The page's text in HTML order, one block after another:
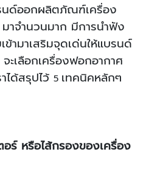
นด์ออกผลิตภัณฑ์เครื่อง
มาจำนวนมาก มีการนำฟัง
ข้ามาเสริมจุดเด่นให้แบรนด์
ะเลือกเครื่องฟอกอากาศ
ได้สรุปไว้ 5 เทคนิคหลักๆ
ร์ หรือไส้กรองของเครื่อง